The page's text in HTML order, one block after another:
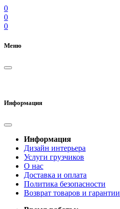
0
0
0
Меню
Информация
Информация
Дизайн интерьера
Услуги грузчиков
О нас
Доставка и оплата
Политика безопасности
Возврат товаров и гарантии